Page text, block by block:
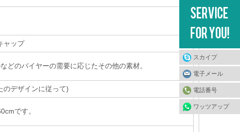
ャップ
どのバイヤーの需要に応じたその他の素材。
のデザインに従って)
です。
スカイプ
電子メール
電話番号
ワッツアップ